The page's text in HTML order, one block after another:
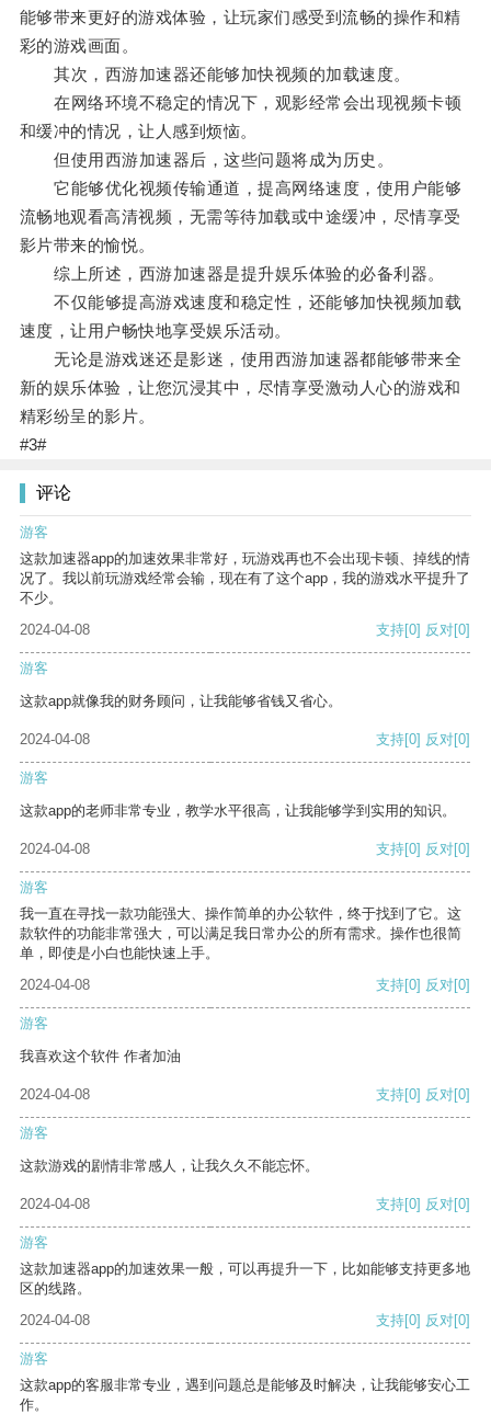
能够带来更好的游戏体验，让玩家们感受到流畅的操作和精
彩的游戏画面。
其次，西游加速器还能够加快视频的加载速度。
在网络环境不稳定的情况下，观影经常会出现视频卡顿
和缓冲的情况，让人感到烦恼。
但使用西游加速器后，这些问题将成为历史。
它能够优化视频传输通道，提高网络速度，使用户能够
流畅地观看高清视频，无需等待加载或中途缓冲，尽情享受
影片带来的愉悦。
综上所述，西游加速器是提升娱乐体验的必备利器。
不仅能够提高游戏速度和稳定性，还能够加快视频加载
速度，让用户畅快地享受娱乐活动。
无论是游戏迷还是影迷，使用西游加速器都能够带来全
新的娱乐体验，让您沉浸其中，尽情享受激动人心的游戏和
精彩纷呈的影片。
#3#
评论
游客
这款加速器app的加速效果非常好，玩游戏再也不会出现卡顿、掉线的情
况了。我以前玩游戏经常会输，现在有了这个app，我的游戏水平提升了
不少。
2024-04-08
支持[0] 反对[0]
游客
这款app就像我的财务顾问，让我能够省钱又省心。
2024-04-08 支持[0] 反对[0]
游客
这款app的老师非常专业，教学水平很高，让我能够学到实用的知识。
2024-04-08 支持[0] 反对[0]
游客
我一直在寻找一款功能强大、操作简单的办公软件，终于找到了它。这
款软件的功能非常强大，可以满足我日常办公的所有需求。操作也很简
单，即使是小白也能快速上手。
2024-04-08
支持[0] 反对[0]
游客
我喜欢这个软件 作者加油
2024-04-08 支持[0] 反对[0]
游客
这款游戏的剧情非常感人，让我久久不能忘怀。
2024-04-08 支持[0] 反对[0]
游客
这款加速器app的加速效果一般，可以再提升一下，比如能够支持更多地
区的线路。
2024-04-08
支持[0] 反对[0]
游客
这款app的客服非常专业，遇到问题总是能够及时解决，让我能够安心工
作。